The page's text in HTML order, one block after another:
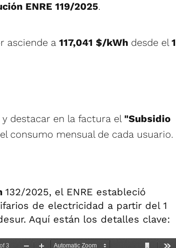
ENRE 119/2025.
asciende a 117,041 $/kWh desde el1
y destacar en la factura el "Subsidio
consumo mensual de cada usuario.
132/2025, el ENRE estableció
de electricidad a partir del 1
Aquí están los detalles clave: